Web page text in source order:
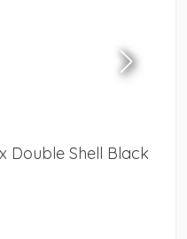
Double Shell Black